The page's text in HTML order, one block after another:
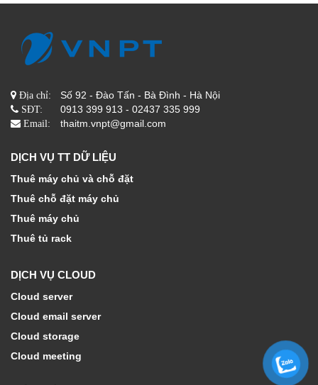
Địa chỉ: Số 92 - Đào Tấn - Bà Đình - Hà Nội
SĐT: 0913 399 913 - 02437 335 999
Email: thaitm.vnpt@gmail.com
DỊCH VỤ TT DỮ LIỆU
Thuê máy chủ và chỗ đặt
Thuê chỗ đặt máy chủ
Thuê máy chủ
Thuê tủ rack
DỊCH VỤ CLOUD
Cloud server
Cloud email server
Cloud storage
Cloud meeting